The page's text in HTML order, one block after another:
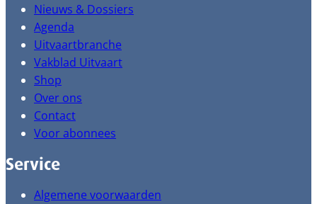
Nieuws & Dossiers
Agenda
Uitvaartbranche
Vakblad Uitvaart
Shop
Over ons
Contact
Voor abonnees
Service
Algemene voorwaarden